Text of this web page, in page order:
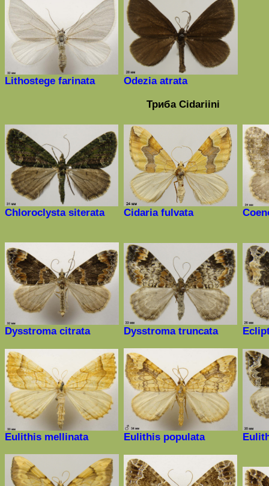
Lithostege farinata
Odezia atrata
ТрибаCidariini
Chloroclysta siterata Cidaria fulvata
Dysstroma citrata Dysstroma truncata
Eulithis mellinata Eulithis populata